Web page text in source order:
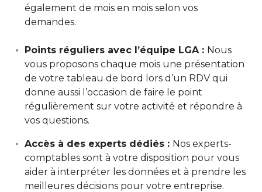
également de mois en mois selon vos
demandes.
Points réguliers avec l’équipe LGA : Nous
vous proposons chaque mois une présentation
de votre tableau de bord lors d’un RDV qui
donne aussi l’occasion de faire le point
régulièrement sur votre activité et répondre à
vos questions.
Accès à des experts dédiés : Nos experts-
comptables sont à votre disposition pour vous
aider à interpréter les données et à prendre les
meilleures décisions pour votre entreprise.